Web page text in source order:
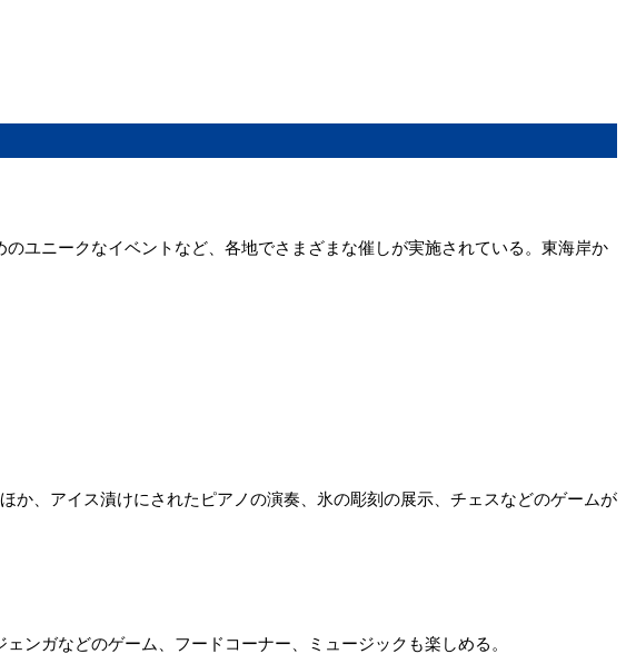
ユニークなイベントなど、各地でさまざまな催しが実施されている。東海岸か
、アイス漬けにされたピアノの演奏、氷の彫刻の展示、チェスなどのゲームが
ンガなどのゲーム、フードコーナー、ミュージックも楽しめる。